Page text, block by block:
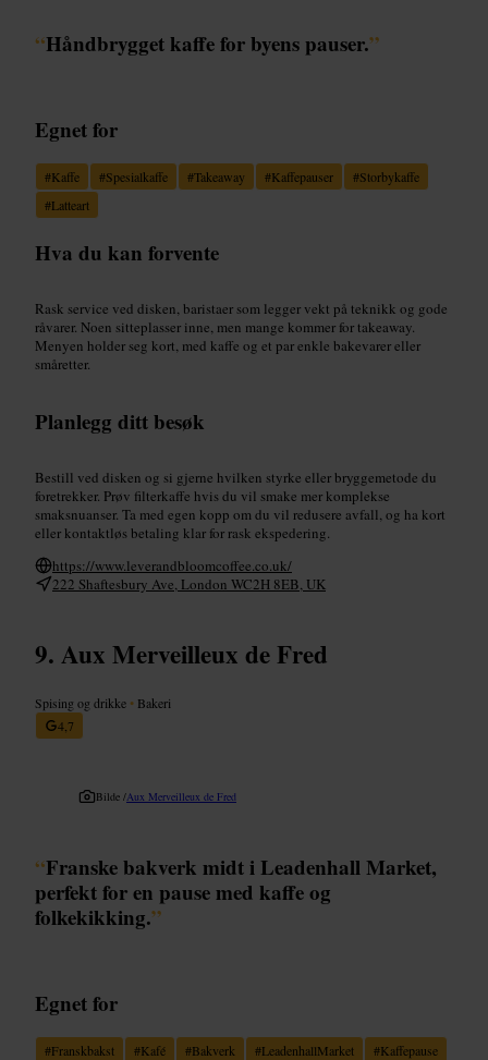
“Håndbrygget kaffe for byens pauser.”
Egnet for
#Kaffe #Spesialkaffe #Takeaway #Kaffepauser #Storbykaffe
#Latteart
Hva du kan forvente
Rask service ved disken, baristaer som legger vekt på teknikk og gode
råvarer. Noen sitteplasser inne, men mange kommer for takeaway.
Menyen holder seg kort, med kaffe og et par enkle bakevarer eller
småretter.
Planlegg ditt besøk
Bestill ved disken og si gjerne hvilken styrke eller bryggemetode du
foretrekker. Prøv filterkaffe hvis du vil smake mer komplekse
smaksnuanser. Ta med egen kopp om du vil redusere avfall, og ha kort
eller kontaktløs betaling klar for rask ekspedering.
https://www.leverandbloomcoffee.co.uk/
222 Shaftesbury Ave, London WC2H 8EB, UK
Aux Merveilleux de Fred
Spising og drikke • Bakeri
4,7
Bilde /Aux Merveilleux de Fred
“Franske bakverk midt i Leadenhall Market,
perfekt for en pause med kaffe og
folkekikking.”
Egnet for
#Franskbakst #Kafé #Bakverk #LeadenhallMarket #Kaffepause